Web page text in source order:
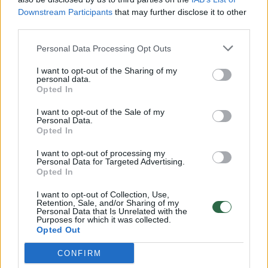
Downstream Participants that may further disclose it to other
Personal Data Processing Opt Outs
I want to opt-out of the Sharing of my
personal data.
Opted In
I want to opt-out of the Sale of my
Personal Data.
Opted In
I want to opt-out of processing my
Personal Data for Targeted Advertising.
Opted In
I want to opt-out of Collection, Use,
Retention, Sale, and/or Sharing of my
Personal Data that Is Unrelated with the
Purposes for which it was collected.
Opted Out
CONFIRM
Savaitės vidurys nusimato karštas: temperatūra kils iki
Ukrainos politikoje: jis yra neteisus
Laidos | Nauja diena
K. Prunskienės brolis prisiminė jaudinančią akimirką
prieš mirtį: „Tai buvo simbolinis mūsų pagerbimo
ženklas“
Žinios | Lietuvos diena
Visi įrašai